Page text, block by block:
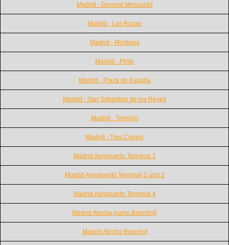
Madrid - General Moscardó
Madrid - Las Rozas
Madrid - Mostoles
Madrid - Pinto
Madrid - Plaza de España
Madrid - San Sebastian de los Reyes
Madrid - Torrejón
Madrid - Tres Cantos
Madrid Aeropuerto Terminal 1
Madrid Aeropuerto Terminal 2 und 3
Madrid Aeropuerto Terminal 4
Madrid Atocha (nahe Bahnhof)
Madrid Atocha Bahnhof